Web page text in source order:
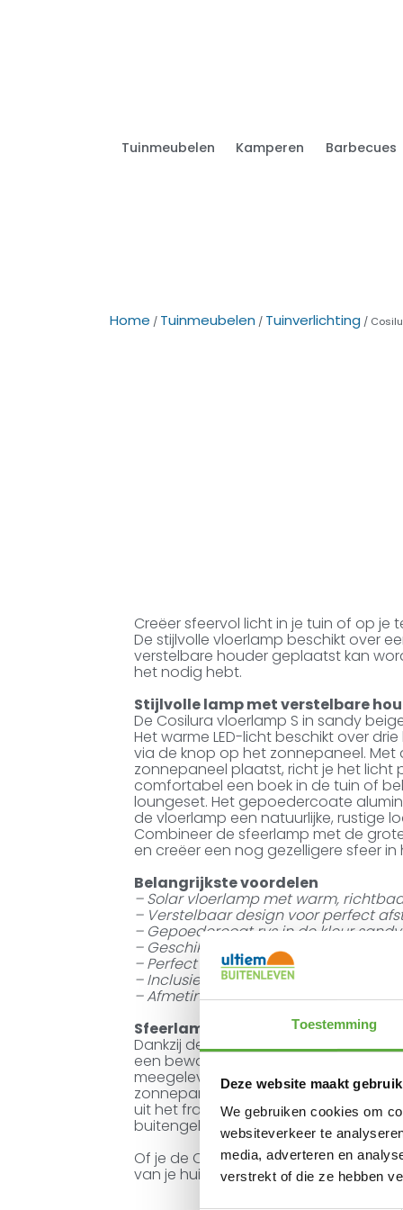
Toestemming
Deze website maakt
We gebruiken cookies om
websiteverkeer te
media, adverteren en
verstrekt of die ze hebben
Tuinmeubelen Kamperen Barbecues
Home / Tuinmeubelen / Tuinverlichting /
Creëer sfeervol licht in je tuin of op je
De stijlvolle vloerlamp beschikt over
verstelbare houder geplaatst kan
het nodig hebt.
Stijlvolle lamp met verstelbare
De Cosilura vloerlamp S in sandy
Het warme LED-licht beschikt over
via de knop op het zonnepaneel.
zonnepaneel plaatst, richt je het licht
comfortabel een boek in de tuin of
loungeset. Het gepoedercoate
de vloerlamp een natuurlijke, rustige
Combineer de sfeerlamp met de
en creëer een nog gezelligere sfeer in
Belangrijkste voordelen
– Solar vloerlamp met warm,
– Verstelbaar design voor perfect
– Gepoedercoat rvs in de kleur
– Geschikt voor binnen en buiten
– Perfect te combineren met andere
– Inclusief zonnepaneel met LED-licht
– Afmeting: ø 22,5 × 60 cm
Sfeerlamp op zonne-energie
Dankzij de verwijderbare zonne-unit
een bewolkte dag? Geen probleem!
meegeleverde USB-C kabel. Binnen 4
zonnepaneel heeft IP-54-
uit het frame en neem deze mee
buitengebruik, maar blijft het mooist
Of je de Cosilura nu buiten bij je
van je huis: deze designlamp zorgt